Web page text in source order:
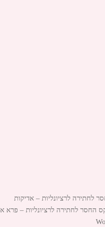
לחתירה לרציונליות – אדיקות
החסר לחתירה לרציונליות – פרא